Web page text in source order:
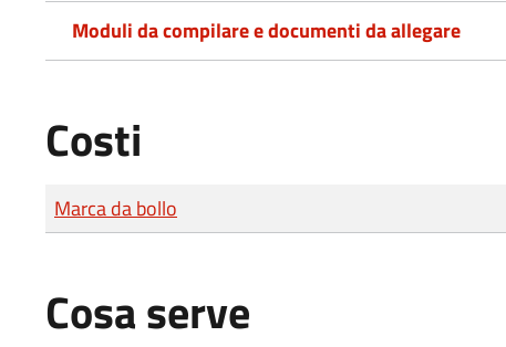
Moduli da compilare e documenti da allegare
Costi
Tipo di pagamento
Importo
Marca da bollo
Cosa serve